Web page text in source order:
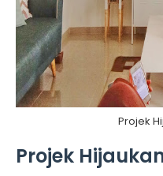
Projek
Projek